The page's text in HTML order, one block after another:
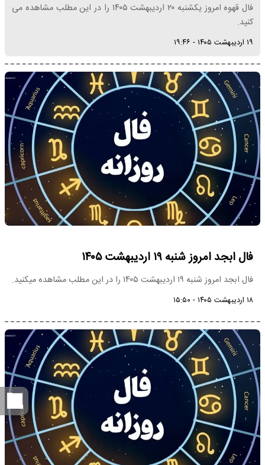
فال قهوه امروز یکشنبه ۲۰ اردیبهشت ۱۴۰۵ را در این مطلب مشاهده می
کنید.
۱۹ اردیبهشت ۱۴۰۵ - ۱۹:۴۶
فال ابجد امروز شنبه ۱۹ اردیبهشت ۱۴۰۵
فال ابجد امروز شنبه ۱۹ اردیبهشت ۱۴۰۵ را در این مطلب مشاهده میکنید.
۱۸ اردیبهشت ۱۴۰۵ - ۱۵:۵۰